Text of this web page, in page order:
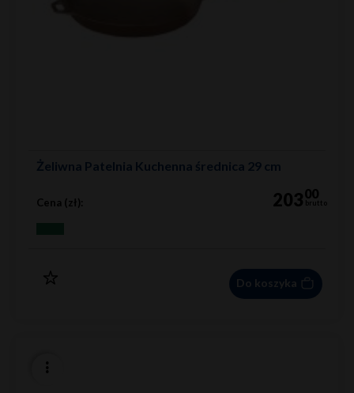
Żeliwna Patelnia Kuchenna średnica 29 cm
Cena (zł): 20300
brutto
Do koszyka